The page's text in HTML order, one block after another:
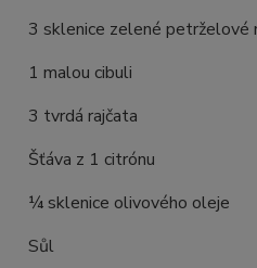
3 sklenice zelené petrželové
1 malou cibuli
3 tvrdá rajčata
Šťáva z 1 citrónu
¼ sklenice olivového oleje
Sůl